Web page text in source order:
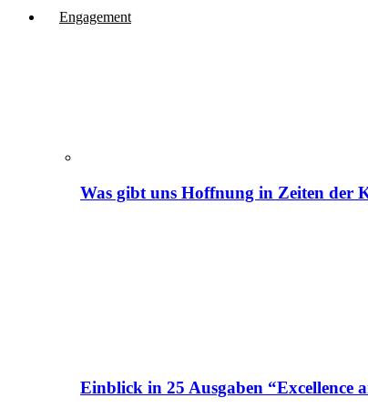
Engagement
Was gibt uns Hoffnung in Zeiten der
Einblick in 25 Ausgaben “Excellence